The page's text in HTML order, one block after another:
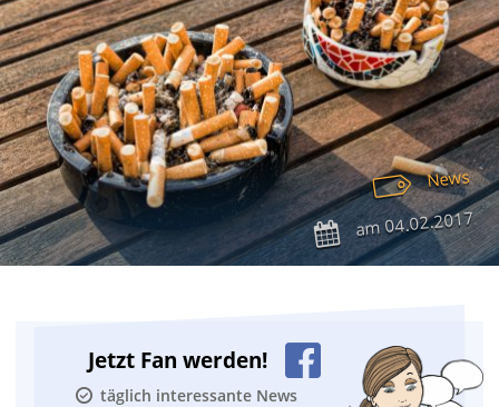
News
am04.02.2017
Jetzt Fan werden!
täglich interessante News